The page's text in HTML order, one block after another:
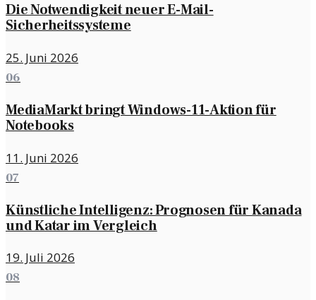
Die Notwendigkeit neuer E-Mail-
Sicherheitssysteme
25. Juni 2026
06
MediaMarkt bringt Windows-11-Aktion für
Notebooks
11. Juni 2026
07
Künstliche Intelligenz: Prognosen für Kanada
und Katar im Vergleich
19. Juli 2026
08